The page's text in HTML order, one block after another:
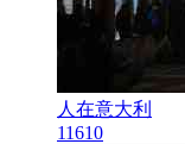
人在意大利
11610